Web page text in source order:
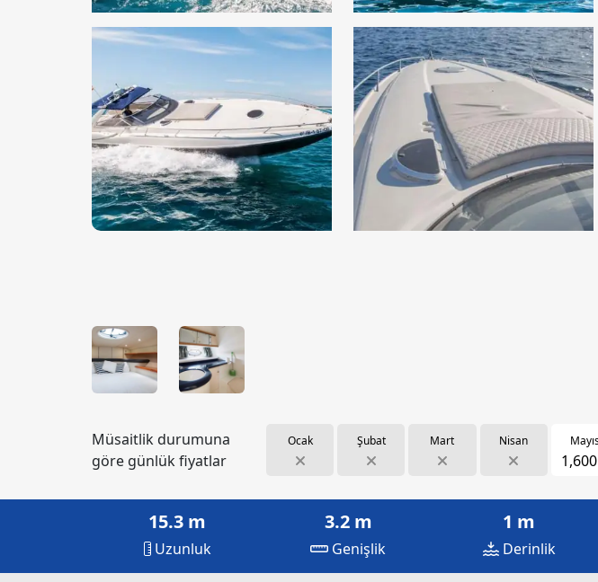
Müsaitlik durumuna
göre günlük fiyatlar
Ocak Şubat Mart Nisan
15.3 m
Uzunluk
3.2 m
Genişlik
1 m
Derinlik